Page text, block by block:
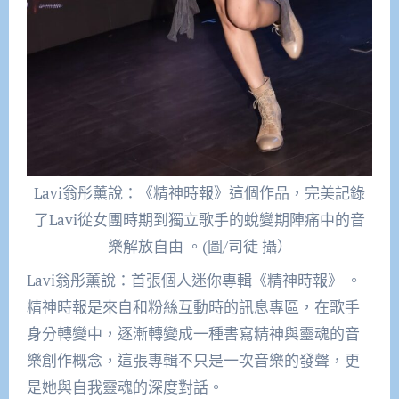
Lavi翁彤薰說：《精神時報》這個作品，完美記錄
了Lavi從女團時期到獨立歌手的蛻變期陣痛中的音
樂解放自由 。(圖/司徒 攝）
Lavi翁彤薰說：首張個人迷你專輯《精神時報》 。
精神時報是來自和粉絲互動時的訊息專區，在歌手
身分轉變中，逐漸轉變成一種書寫精神與靈魂的音
樂創作概念，這張專輯不只是一次音樂的發聲，更
是她與自我靈魂的深度對話。